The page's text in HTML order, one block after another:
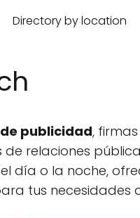
Directory by location
publicidad,
relaciones
día o la noche,
tus necesidades